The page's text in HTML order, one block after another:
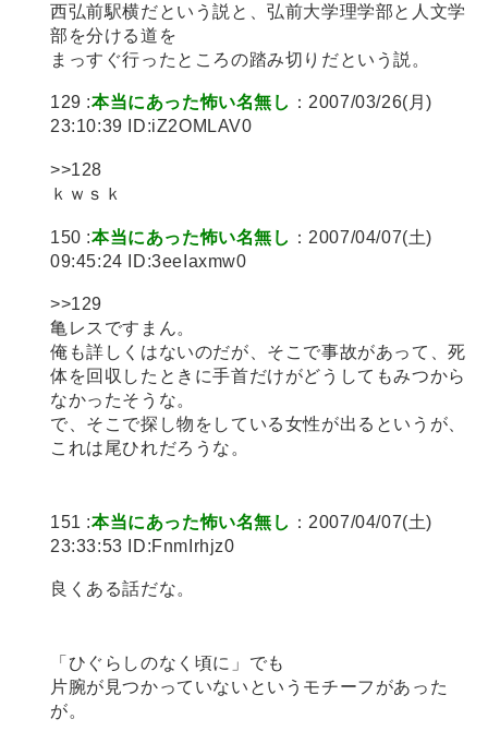
西弘前駅横だという説と、弘前大学理学部と人文学
部を分ける道を
まっすぐ行ったところの踏み切りだという説。
129 :本当にあった怖い名無し ：2007/03/26(月)
23:10:39 ID:iZ2OMLAV0
>>128
ｋｗｓｋ
150 :本当にあった怖い名無し ：2007/04/07(土)
09:45:24 ID:3eeIaxmw0
>>129
亀レスですまん。
俺も詳しくはないのだが、そこで事故があって、死
体を回収したときに手首だけがどうしてもみつから
なかったそうな。
で、そこで探し物をしている女性が出るというが、
これは尾ひれだろうな。
151 :本当にあった怖い名無し ：2007/04/07(土)
23:33:53 ID:FnmIrhjz0
良くある話だな。
「ひぐらしのなく頃に」でも
片腕が見つかっていないというモチーフがあった
が。